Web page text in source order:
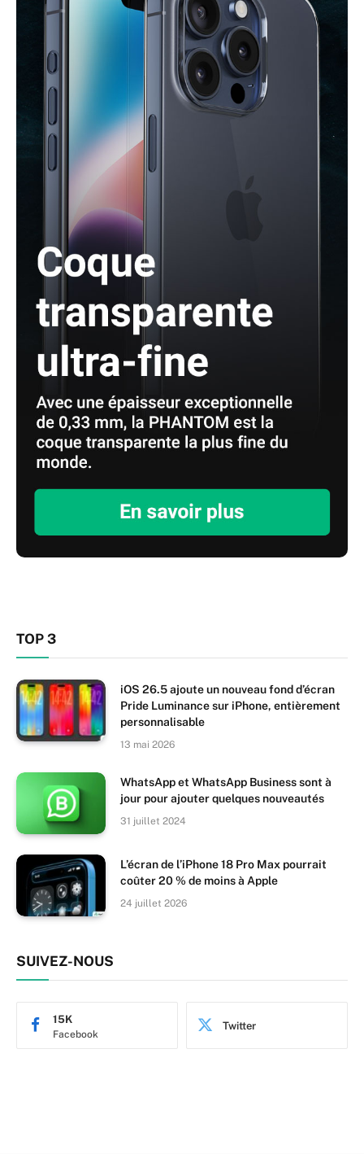
TOP 3
iOS 26.5 ajoute un nouveau fond d’écran
Pride Luminance sur iPhone, entièrement
personnalisable
13 mai 2026
WhatsApp et WhatsApp Business sont à
jour pour ajouter quelques nouveautés
31 juillet 2024
L’écran de l’iPhone 18 Pro Max pourrait
coûter 20 % de moins à Apple
24 juillet 2026
SUIVEZ-NOUS
Facebook
15K Twitter